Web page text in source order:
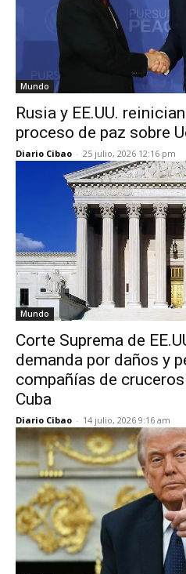
Mundo
Rusia y EE.UU.
proceso de paz sobre
Diario Cibao - 25 julio, 2026 12:16 pm
Mundo
Corte Suprema de
demanda por daños y
compañías de
Cuba
Diario Cibao - 14 julio, 2026 9:16 am